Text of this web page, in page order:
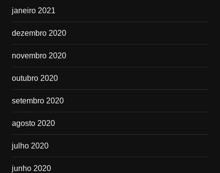
janeiro 2021
dezembro 2020
novembro 2020
outubro 2020
setembro 2020
agosto 2020
julho 2020
junho 2020